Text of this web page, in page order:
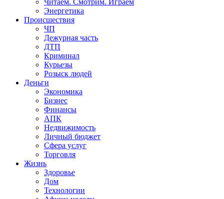
Читаем. Смотрим. Играем
Энергетика
Происшествия
ЧП
Дежурная часть
ДТП
Криминал
Курьезы
Розыск людей
Деньги
Экономика
Бизнес
Финансы
АПК
Недвижимость
Личный бюджет
Сфера услуг
Торговля
Жизнь
Здоровье
Дом
Технологии